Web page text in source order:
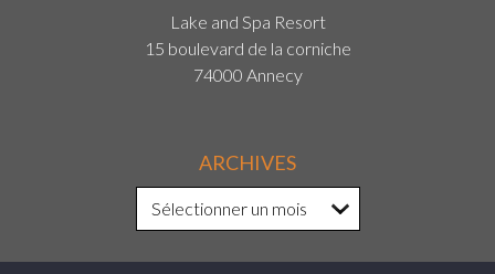
Lake and Spa Resort
15 boulevard de la corniche
74000 Annecy
ARCHIVES